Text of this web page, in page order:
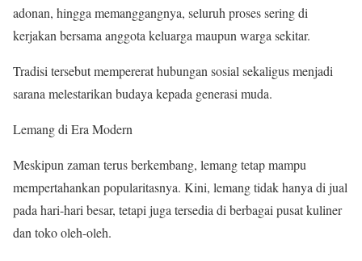
adonan, hingga memanggangnya, seluruh proses sering di
kerjakan bersama anggota keluarga maupun warga sekitar.
Tradisi tersebut mempererat hubungan sosial sekaligus menjadi
sarana melestarikan budaya kepada generasi muda.
Lemang di Era Modern
Meskipun zaman terus berkembang, lemang tetap mampu
mempertahankan popularitasnya. Kini, lemang tidak hanya di jual
pada hari-hari besar, tetapi juga tersedia di berbagai pusat kuliner
dan toko oleh-oleh.